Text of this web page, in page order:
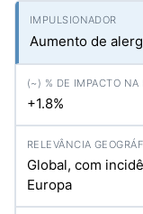
Aumento de
+1.8%
Global, com
Europa